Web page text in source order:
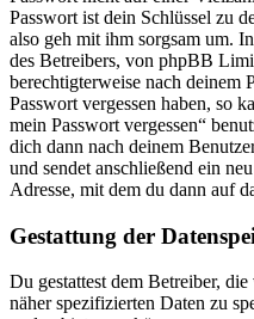
Passwort ist dein Schlüssel zu
also geh mit ihm sorgsam um.
des Betreibers, von phpBB
berechtigterweise nach deinem
Passwort vergessen haben, so
mein Passwort vergessen“
dich dann nach deinem
und sendet anschließend ein
Adresse, mit dem du dann auf
Gestattung der
Du gestattest dem Betreiber,
näher spezifizierten Daten zu